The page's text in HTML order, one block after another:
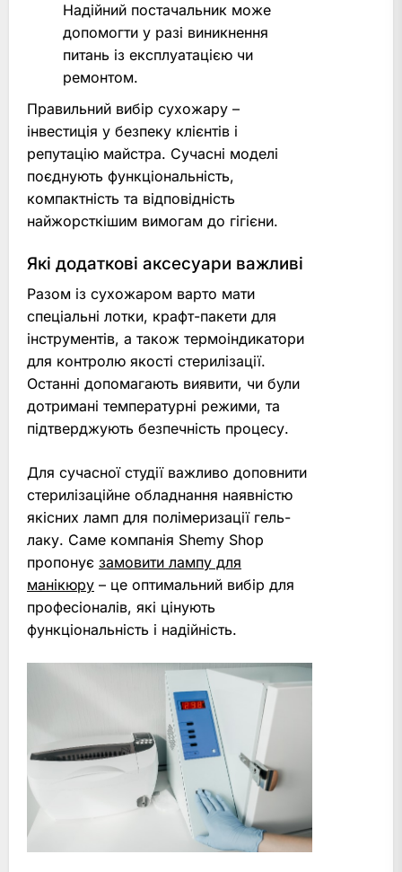
Надійний постачальник може
допомогти у разі виникнення
питань із експлуатацією чи
ремонтом.
Правильний вибір сухожару –
інвестиція у безпеку клієнтів і
репутацію майстра. Сучасні моделі
поєднують функціональність,
компактність та відповідність
найжорсткішим вимогам до гігієни.
Які додаткові аксесуари важливі
Разом із сухожаром варто мати
спеціальні лотки, крафт-пакети для
інструментів, а також термоіндикатори
для контролю якості стерилізації.
Останні допомагають виявити, чи були
дотримані температурні режими, та
підтверджують безпечність процесу.
Для сучасної студії важливо доповнити
стерилізаційне обладнання наявністю
якісних ламп для полімеризації гель-
лаку. Саме компанія Shemy Shop
пропонує замовити лампу для
манікюру – це оптимальний вибір для
професіоналів, які цінують
функціональність і надійність.